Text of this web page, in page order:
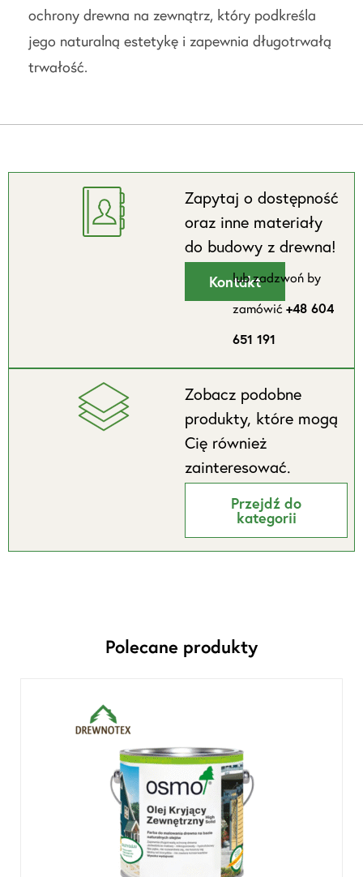
ochrony drewna na zewnątrz, który podkreśla
jego naturalną estetykę i zapewnia długotrwałą
trwałość.
Zapytaj o dostępność
oraz inne materiały
do budowy z drewna!
Kontakt
lub zadzwoń by
zamówić+48 604
651 191
Zobacz podobne
produkty, które mogą
Cię również
zainteresować.
Przejdź do
kategorii
Polecane produkty